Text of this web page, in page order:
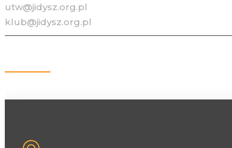
utw@jidysz.org.pl
klub@jidysz.org.pl